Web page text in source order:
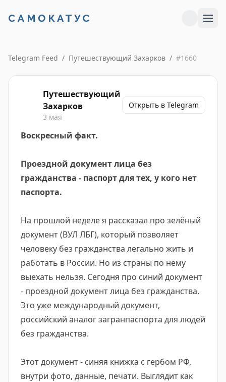
Telegram Feed / Путешествующий Захарков / #1660
Путешествующий
Захарков
3 мая
Открыть в Telegram
Воскресный факт.
Проездной документ лица без
гражданства - паспорт для тех, у кого нет
паспорта.
На прошлой неделе я рассказал про зелёный
документ (ВУЛ ЛБГ), который позволяет
человеку без гражданства легально жить и
работать в России. Но из страны по нему
выехать нельзя. Сегодня про синий документ
- проездной документ лица без гражданства.
Это уже международный документ,
российский аналог загранпаспорта для людей
без гражданства.
Этот документ - синяя книжка с гербом РФ,
внутри фото, данные, печати. Выглядит как